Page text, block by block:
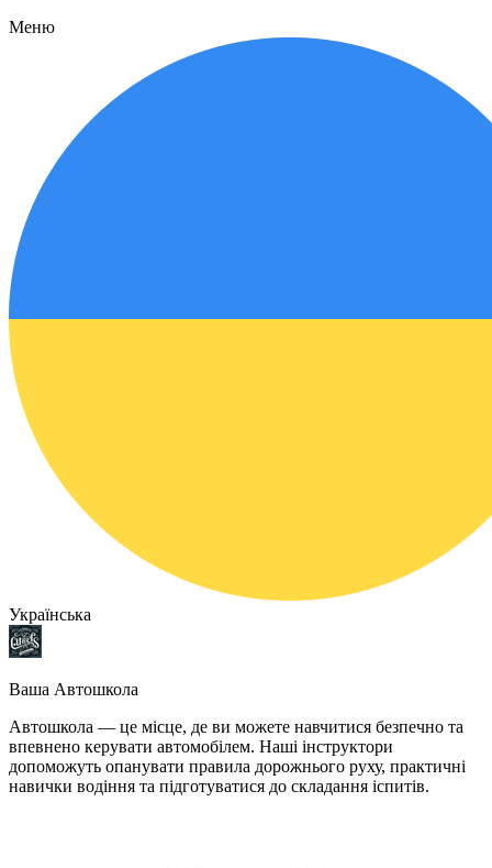
Меню
Українська
Ваша Автошкола
Автошкола — це місце, де ви можете навчитися безпечно та
впевнено керувати автомобілем. Наші інструктори
допоможуть опанувати правила дорожнього руху, практичні
навички водіння та підготуватися до складання іспитів.